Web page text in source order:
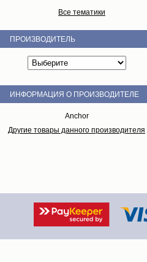
Все тематики
ПРОИЗВОДИТЕЛЬ
ИНФОРМАЦИЯ О ПРОИЗВОДИТЕЛЕ
Anchor
Другие товары данного производителя